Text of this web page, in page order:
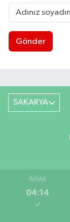
Gönder
SAKARYA
İMSAK
04:14